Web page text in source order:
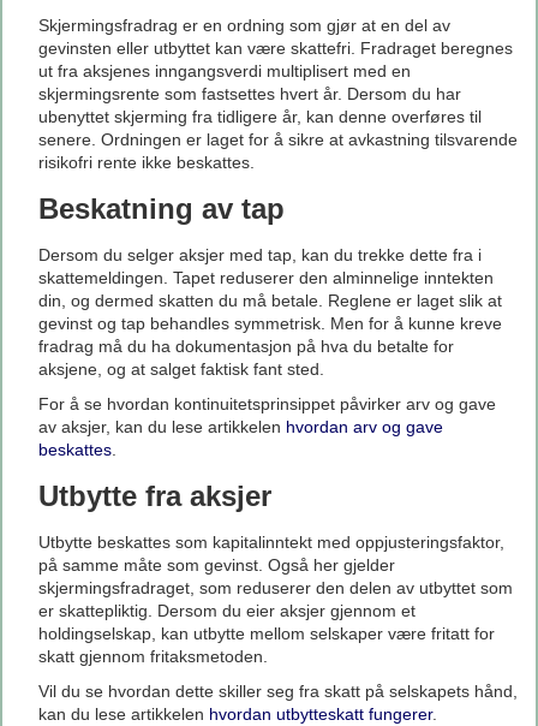
Skjermingsfradrag er en ordning som gjør at en del av
gevinsten eller utbyttet kan være skattefri. Fradraget beregnes
ut fra aksjenes inngangsverdi multiplisert med en
skjermingsrente som fastsettes hvert år. Dersom du har
ubenyttet skjerming fra tidligere år, kan denne overføres til
senere. Ordningen er laget for å sikre at avkastning tilsvarende
risikofri rente ikke beskattes.
Beskatning av tap
Dersom du selger aksjer med tap, kan du trekke dette fra i
skattemeldingen. Tapet reduserer den alminnelige inntekten
din, og dermed skatten du må betale. Reglene er laget slik at
gevinst og tap behandles symmetrisk. Men for å kunne kreve
fradrag må du ha dokumentasjon på hva du betalte for
aksjene, og at salget faktisk fant sted.
For å se hvordan kontinuitetsprinsippet påvirker arv og gave
av aksjer, kan du lese artikkelen hvordan arv og gave
beskattes
Utbytte fra aksjer
Utbytte beskattes som kapitalinntekt med oppjusteringsfaktor,
på samme måte som gevinst. Også her gjelder
skjermingsfradraget, som reduserer den delen av utbyttet som
er skattepliktig. Dersom du eier aksjer gjennom et
holdingselskap, kan utbytte mellom selskaper være fritatt for
skatt gjennom fritaksmetoden.
Vil du se hvordan dette skiller seg fra skatt på selskapets hånd,
kan du lese artikkelen hvordan utbytteskatt fungerer.